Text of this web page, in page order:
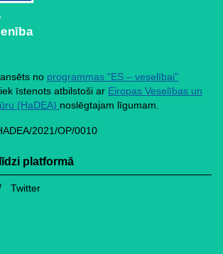
Eiropas Savienība
no programmas "ES – veselībai"
īstenots atbilstoši ar Eiropas Veselības un
(HaDEA) noslēgtajam līgumam.
2021/OP/0010
platformā
Twitter